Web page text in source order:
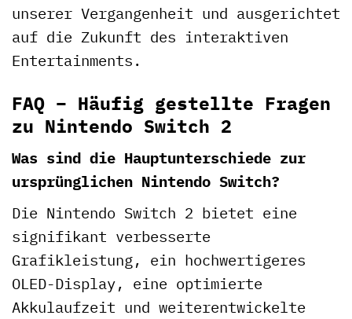
unserer Vergangenheit und ausgerichtet
auf die Zukunft des interaktiven
Entertainments.
FAQ – Häufig gestellte Fragen
zu Nintendo Switch 2
Was sind die Hauptunterschiede zur
ursprünglichen Nintendo Switch?
Die Nintendo Switch 2 bietet eine
signifikant verbesserte
Grafikleistung, ein hochwertigeres
OLED-Display, eine optimierte
Akkulaufzeit und weiterentwickelte